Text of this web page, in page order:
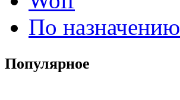
По назначению
Популярное